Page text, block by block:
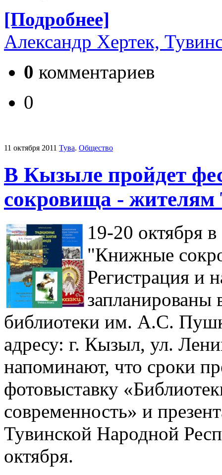
[Подробнее]
Александр Хертек,
0 комментариев
0
11 октября 2011 Тува. Общество
В Кызыле пройдет
сокровища -
19-20 октября
"Книжные
Регистрация и
библиотеки им. А.С.
адресу: г. Кызыл, ул.
напоминают, что сроки
фотовыставку
современность» и
Тувинской Народной
октября.